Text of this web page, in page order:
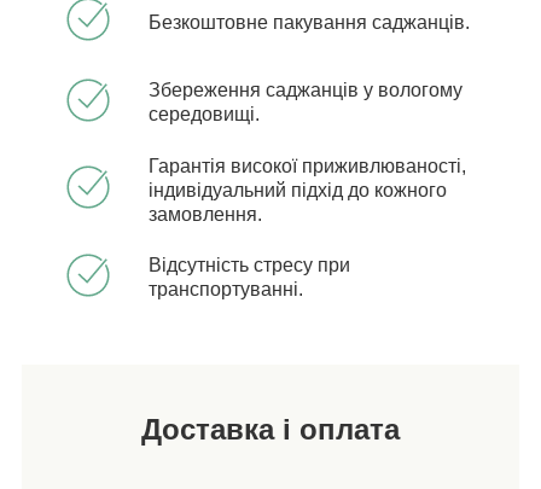
Безкоштовне пакування саджанців.
Збереження саджанців у вологому
середовищі.
Гарантія високої приживлюваності,
індивідуальний підхід до кожного
замовлення.
Відсутність стресу при
транспортуванні.
Доставка і оплата